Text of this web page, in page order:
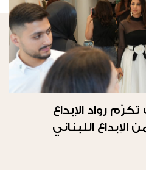
تكرّم رواد الإبداع
اللبناني